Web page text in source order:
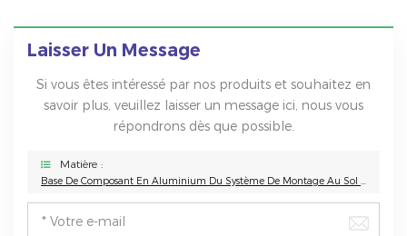
Laisser Un Message
Si vous êtes intéressé par nos produits et souhaitez en
savoir plus, veuillez laisser un message ici, nous vous
répondrons dès que possible.
Matière :